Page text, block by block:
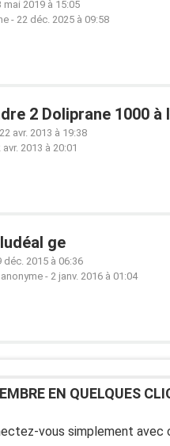
mai 2019 à 15:05
- 22 déc. 2025 à 09:58
2 Doliprane 1000 à
22 avr. 2013 à 19:38
avr. 2013 à 20:01
ge
déc. 2015 à 06:36
- 2 janv. 2016 à 01:04
EN QUELQUES
vous simplement